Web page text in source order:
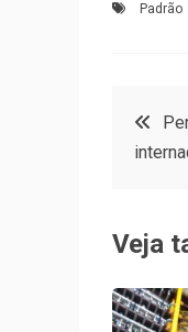
Padrão
Post
Veja